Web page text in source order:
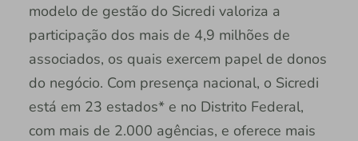
modelo de gestão do Sicredi valoriza a
participação dos mais de 4,9 milhões de
associados, os quais exercem papel de donos
do negócio. Com presença nacional, o Sicredi
está em 23 estados* e no Distrito Federal,
com mais de 2.000 agências, e oferece mais